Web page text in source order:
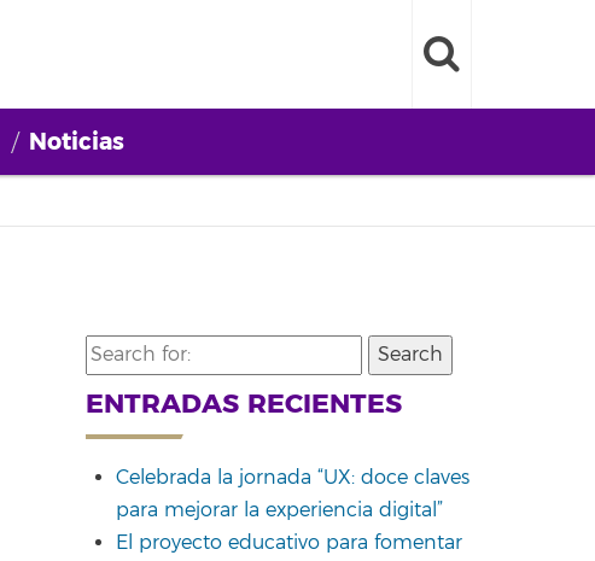
Noticias
Search
for:
ENTRADAS RECIENTES
Celebrada la jornada “UX: doce claves
para mejorar la experiencia digital”
El proyecto educativo para fomentar